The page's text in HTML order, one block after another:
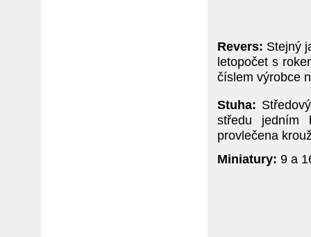
Revers: Stejný
letopočet s
číslem výrobce
Stuha:
středu jedním
provlečena
Miniatury: 9 a